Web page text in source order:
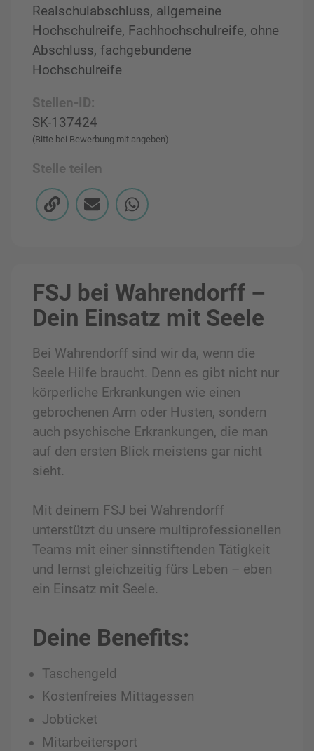
Realschulabschluss, allgemeine
Hochschulreife, Fachhochschulreife, ohne
Abschluss, fachgebundene
Hochschulreife
Stellen-ID:
SK-137424
(Bitte bei Bewerbung mit angeben)
Stelle teilen
FSJ bei Wahrendorff –
Dein Einsatz mit Seele
Bei Wahrendorff sind wir da, wenn die
Seele Hilfe braucht. Denn es gibt nicht nur
körperliche Erkrankungen wie einen
gebrochenen Arm oder Husten, sondern
auch psychische Erkrankungen, die man
auf den ersten Blick meistens gar nicht
sieht.
Mit deinem FSJ bei Wahrendorff
unterstützt du unsere multiprofessionellen
Teams mit einer sinnstiftenden Tätigkeit
und lernst gleichzeitig fürs Leben – eben
ein Einsatz mit Seele.
Deine Benefits:
Taschengeld
Kostenfreies Mittagessen
Jobticket
Mitarbeitersport